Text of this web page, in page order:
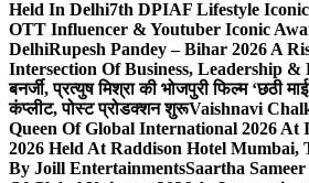
Held In Delhi7th DPIAF Lifestyle
OTT Influencer & Youtuber Iconic
DelhiRupesh Pandey – Bihar 2026 A
Intersection Of Business, Leadership &
बनर्जी, प्रत्युष मिश्रा की भोजपुरी फिल्म ‘छठी
कंप्लीट, पोस्ट प्रोडक्शन शुरूVaishnavi
Queen Of Global International 2026
2026 Held At Raddison Hotel Mumbai,
By Joill EntertainmentsSaartha